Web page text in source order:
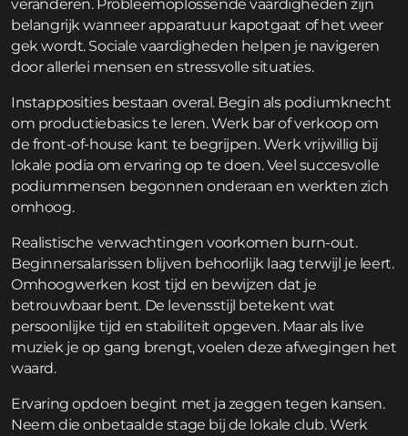
veranderen. Probleemoplossende vaardigheden zijn
belangrijk wanneer apparatuur kapotgaat of het weer
gek wordt. Sociale vaardigheden helpen je navigeren
door allerlei mensen en stressvolle situaties.
Instapposities bestaan overal. Begin als podiumknecht
om productiebasics te leren. Werk bar of verkoop om
de front-of-house kant te begrijpen. Werk vrijwillig bij
lokale podia om ervaring op te doen. Veel succesvolle
podiummensen begonnen onderaan en werkten zich
omhoog.
Realistische verwachtingen voorkomen burn-out.
Beginnersalarissen blijven behoorlijk laag terwijl je leert.
Omhoogwerken kost tijd en bewijzen dat je
betrouwbaar bent. De levensstijl betekent wat
persoonlijke tijd en stabiliteit opgeven. Maar als live
muziek je op gang brengt, voelen deze afwegingen het
waard.
Ervaring opdoen begint met ja zeggen tegen kansen.
Neem die onbetaalde stage bij de lokale club. Werk